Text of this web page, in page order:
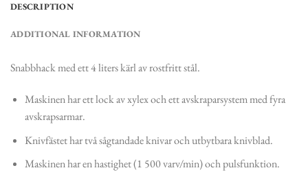
DESCRIPTION
ADDITIONAL INFORMATION
Snabbhack med ett 4 liters kärl av rostfritt stål.
Maskinen har ett lock av xylex och ett avskraparsystem med fyra
avskrapsarmar.
Knivfästet har två sågtandade knivar och utbytbara knivblad.
Maskinen har en hastighet (1 500 varv/min) och pulsfunktion.